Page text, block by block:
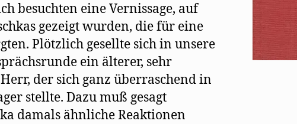
besuchten eine Vernissage, auf
gezeigt wurden, die für eine
Plötzlich gesellte sich in unsere
ein älterer, sehr
der sich ganz überraschend in
stellte. Dazu muß gesagt
damals ähnliche Reaktionen